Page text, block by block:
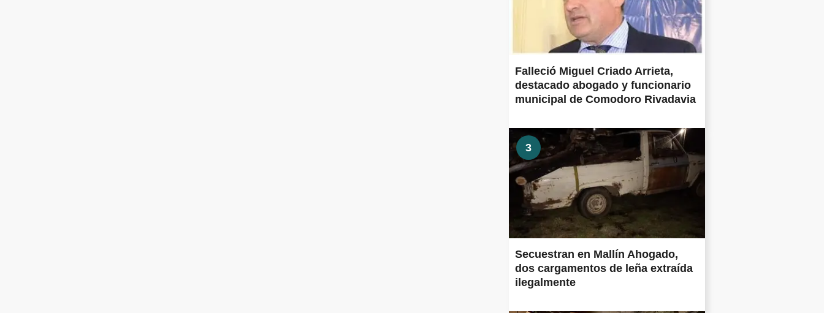
Falleció Miguel Criado Arrieta,
destacado abogado y funcionario
municipal de Comodoro Rivadavia
3
Secuestran en Mallín Ahogado,
dos cargamentos de leña extraída
ilegalmente